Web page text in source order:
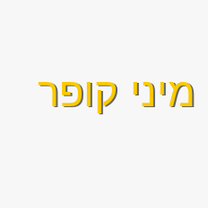
קופר